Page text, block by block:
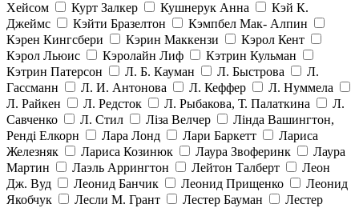
Хейсом
Курт Залкер Кушнерук Анна
Кэй К.
Джеймс
Кэйти Бразелтон
Кэмпбел Мак- Алпин
Кэрен Кингсбери
Кэрин Маккензи
Кэрол Кент
Кэрол Льюис
Кэролайн Лиф
Кэтрин Кульман
Кэтрин Патерсон
Л. Б. Кауман Л. Быстрова
Л.
Гассманн
Л. И. Антонова Л. Кеффер
Л. Нуммела
Л. Райкен
Л. Редсток Л. Рыбакова, Т. Палаткина
Л.
Савченко
Л. Стил Ліза Велчер
Лінда Вашингтон,
Ренді Елкорн
Лара Лонд Лари Баркетт
Лариса
Железняк
Лариса Козинюк Лаура Звоферинк
Лаура
Мартин
Лаэль Аррингтон Лейтон Талберт
Леон
Дж. Вуд
Леонид Банчик Леонид Прищенко
Леонид
Якобчук
Лесли М. Грант Лестер Бауман
Лестер